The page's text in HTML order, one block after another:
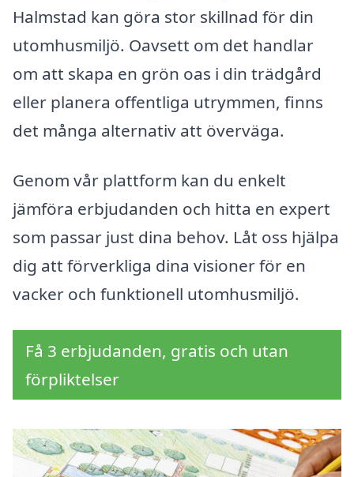
Halmstad kan göra stor skillnad för din
utomhusmiljö. Oavsett om det handlar
om att skapa en grön oas i din trädgård
eller planera offentliga utrymmen, finns
det många alternativ att överväga.
Genom vår plattform kan du enkelt
jämföra erbjudanden och hitta en expert
som passar just dina behov. Låt oss hjälpa
dig att förverkliga dina visioner för en
vacker och funktionell utomhusmiljö.
Få 3 erbjudanden, gratis och utan
förpliktelser